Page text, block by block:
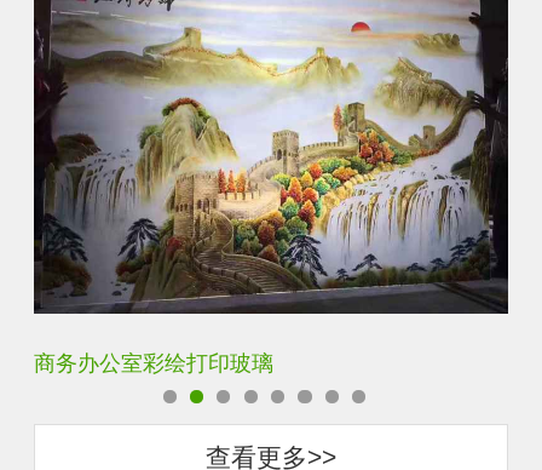
定制透明静电UV打印加工
查看更多>>